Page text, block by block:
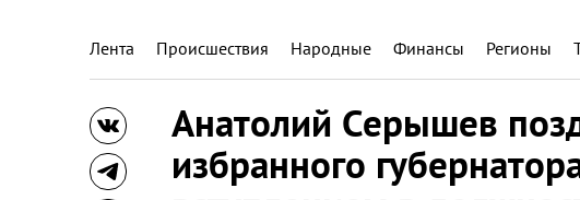
Лента Происшествия Народные Финансы Регионы
Анатолий Серышев
избранного